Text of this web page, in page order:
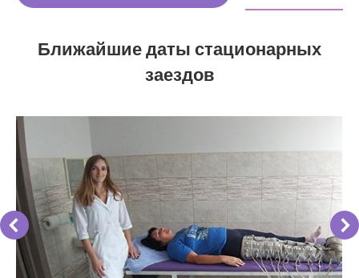
Ближайшие даты стационарных
заездов